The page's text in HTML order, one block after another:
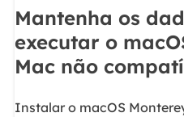
Mantenha os
executar o
Mac não
Instalar o macOS